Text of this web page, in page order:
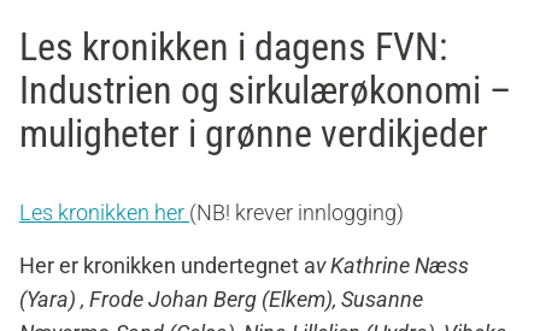
Les kronikken i dagens FVN:
Industrien og sirkulærøkonomi –
muligheter i grønne verdikjeder
Les kronikken her (NB! krever innlogging)
Her er kronikken undertegnet av Kathrine Næss
(Yara) , Frode Johan Berg (Elkem), Susanne